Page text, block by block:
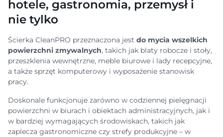
hotele, gastronomia, przemysł i
nie tylko
Ścierka CleanPRO przeznaczona jest do mycia wszelkich
powierzchni zmywalnych, takich jak blaty robocze i stoły,
przeszklenia wewnętrzne, meble biurowe i lady recepcyjne,
a także sprzęt komputerowy i wyposażenie stanowisk
pracy.
Doskonale funkcjonuje zarówno w codziennej pielęgnacji
powierzchni w biurach i obiektach administracyjnych, jak i
w bardziej wymagających środowiskach, takich jak
zaplecza gastronomiczne czy strefy produkcyjne – w